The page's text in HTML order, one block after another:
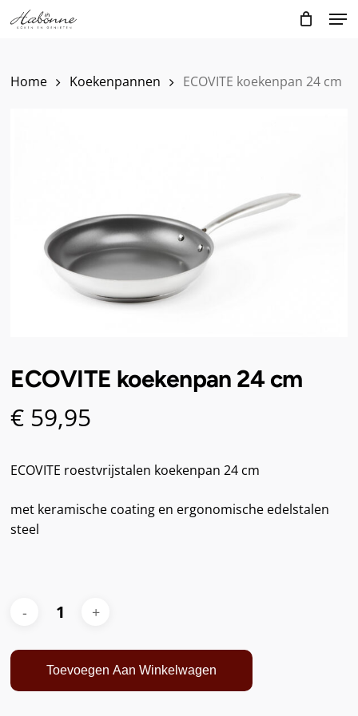
Skip
to
Home Koekenpannen ECOVITE koekenpan 24 cm
ECOVITE koekenpan 24 cm
€ 59,95
ECOVITE roestvrijstalen koekenpan 24 cm
met keramische coating en ergonomische edelstalen
steel
Toevoegen Aan Winkelwagen